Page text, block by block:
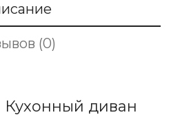
(0)
Кухонный диван